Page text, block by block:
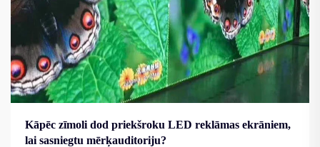
Kāpēc zīmoli dod priekšroku LED reklāmas ekrāniem,
lai sasniegtu mērķauditoriju?